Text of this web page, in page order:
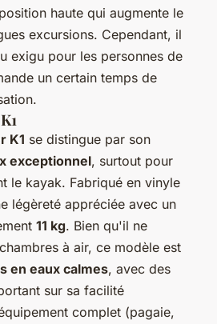
haute qui augmente le
excursions. Cependant, il
exigu pour les personnes de
un certain temps de
K1 se distingue par son
exceptionnel, surtout pour
le kayak. Fabriqué en vinyle
légèreté appréciée avec un
11 kg. Bien qu'il ne
à air, ce modèle est
en eaux calmes, avec des
sur sa facilité
complet (pagaie,